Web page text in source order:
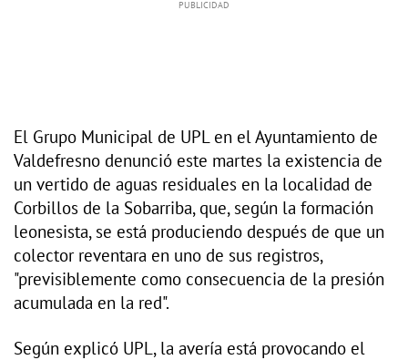
El Grupo Municipal de UPL en el Ayuntamiento de
Valdefresno denunció este martes la existencia de
un vertido de aguas residuales en la localidad de
Corbillos de la Sobarriba, que, según la formación
leonesista, se está produciendo después de que un
colector reventara en uno de sus registros,
"previsiblemente como consecuencia de la presión
acumulada en la red".
Según explicó UPL, la avería está provocando el